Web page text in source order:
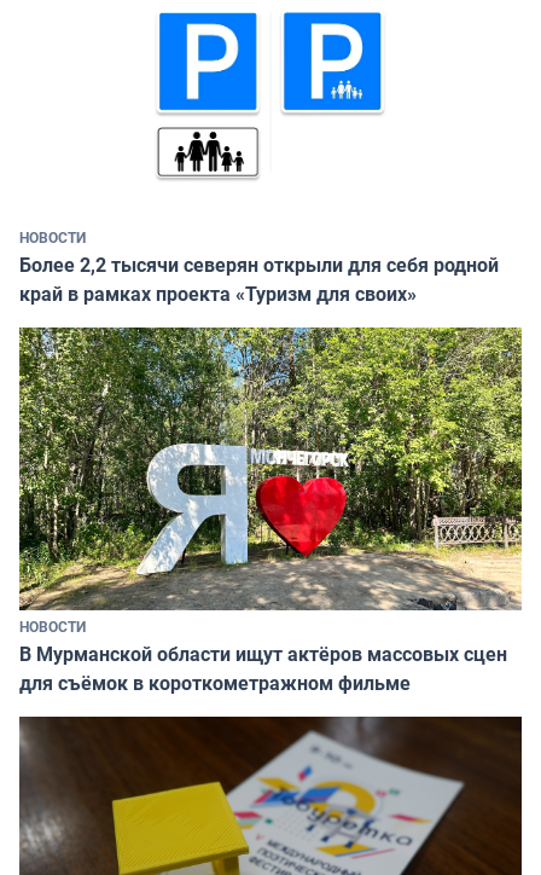
НОВОСТИ
Более 2,2 тысячи северян открыли для себя родной
край в рамках проекта «Туризм для своих»
НОВОСТИ
В Мурманской области ищут актёров массовых сцен
для съёмок в короткометражном фильме